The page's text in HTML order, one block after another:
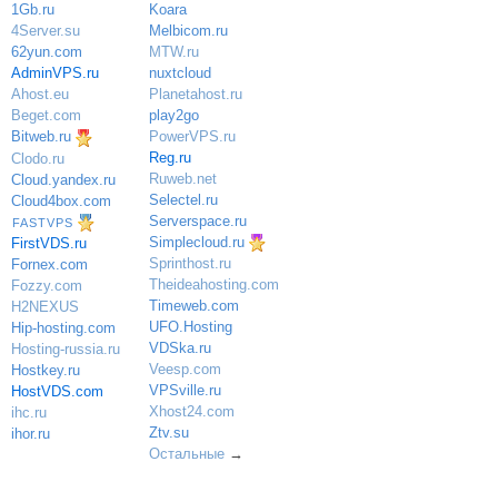
1Gb.ru
4Server.su
62yun.com
AdminVPS.ru
Ahost.eu
Beget.com
Bitweb.ru
Clodo.ru
Cloud.yandex.ru
Cloud4box.com
FASTVPS
FirstVDS.ru
Fornex.com
Fozzy.com
H2NEXUS
Hip-hosting.com
Hosting-russia.ru
Hostkey.ru
HostVDS.com
ihc.ru
ihor.ru
Koara
Melbicom.ru
MTW.ru
nuxtcloud
Planetahost.ru
play2go
PowerVPS.ru
Reg.ru
Ruweb.net
Selectel.ru
Serverspace.ru
Simplecloud.ru
Sprinthost.ru
Theideahosting.com
Timeweb.com
UFO.Hosting
VDSka.ru
Veesp.com
VPSville.ru
Xhost24.com
Ztv.su
Остальные→